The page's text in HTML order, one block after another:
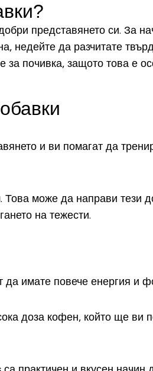
представянето си. За
недейте да разчитате
почивка, защото това е
и ви помагат да
Това може да направи тези
на тежести.
имате повече енергия и
доза кофен, който ще ви